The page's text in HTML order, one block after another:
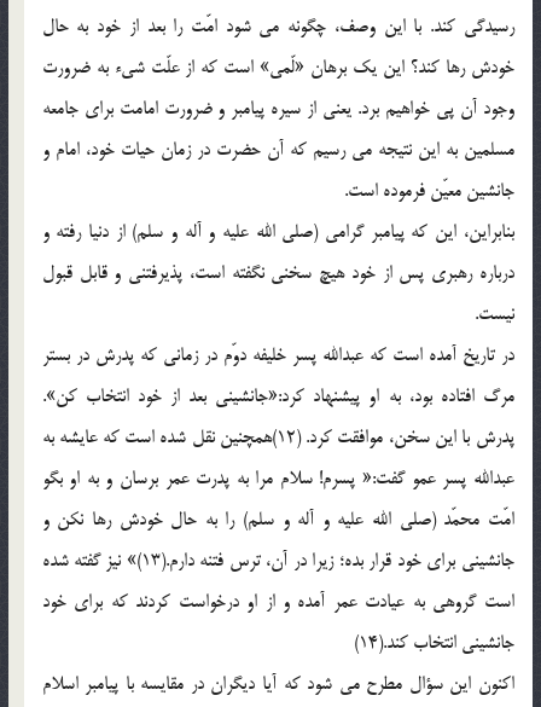
رسیدگی کند. با این وصف، چگونه می شود امّت را بعد از خود به حال
خودش رها کند؟ این یک برهان «لّمی» است که از علّت شیء به ضرورت
وجود آن پی خواهیم برد. یعنی از سیره پیامبر و ضرورت امامت برای جامعه
مسلمین به این نتیجه می رسیم که آن حضرت در زمان حیات خود، امام و
جانشین معیّن فرموده است.
بنابراین، این که پیامبر گرامی (صلی الله علیه و آله و سلم) از دنیا رفته و
درباره رهبری پس از خود هیچ سخنی نگفته است، پذیرفتنی و قابل قبول
نیست.
در تاریخ آمده است که عبدالله پسر خلیفه دوّم در زمانی که پدرش در بستر
مرگ افتاده بود، به او پیشنهاد کرد:«جانشینی بعد از خود انتخاب کن».
پدرش با این سخن، موافقت کرد. (12)همچنین نقل شده است که عایشه به
عبدالله پسر عمو گفت:« پسرم! سلام مرا به پدرت عمر برسان و به او بگو
امّت محمّد (صلی الله علیه و آله و سلم) را به حال خودش رها نکن و
جانشینی برای خود قرار بده؛ زیرا در آن، ترس فتنه دارم.(13)» نیز گفته شده
است گروهی به عیادت عمر آمده و از او درخواست کردند که برای خود
جانشینی انتخاب کند.(14)
اکنون این سؤال مطرح می شود که آیا دیگران در مقایسه با پیامبر اسلام